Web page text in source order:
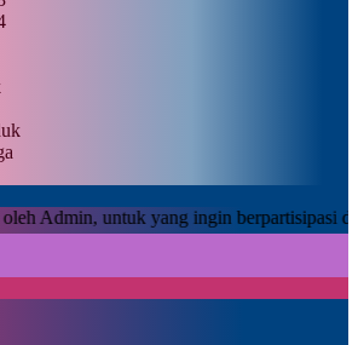
untuk yang ingin berpartisipasi dalam